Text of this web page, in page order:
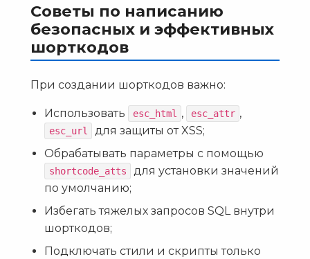
Советы по написанию
безопасных и эффективных
шорткодов
При создании шорткодов важно:
Использовать esc_html , esc_attr ,
esc_url
для защиты от XSS;
Обрабатывать параметры с помощью
shortcode_atts
для установки значений
по умолчанию;
Избегать тяжелых запросов SQL внутри
шорткодов;
Подключать стили и скрипты только